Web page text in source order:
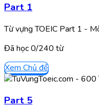
Part 1
Từ vựng TOEIC Part 1 -
Đã học0/240 từ
Xem Chủ đề
Part 5